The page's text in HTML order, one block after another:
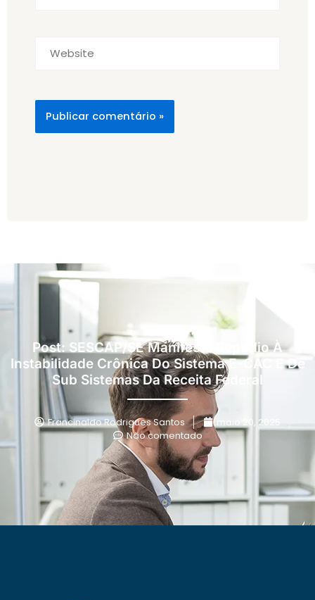
Post: SESCAP/SE Manifesta Repúdio À
Instabilidade Crônica Do Sistema E-CAC E De
Sub Sistemas Da Receita Federal
Francinaldo Rodrigues Santos
maio 20, 2025
Não comentado